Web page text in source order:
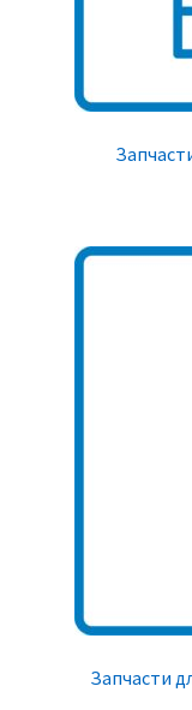
Запчасти